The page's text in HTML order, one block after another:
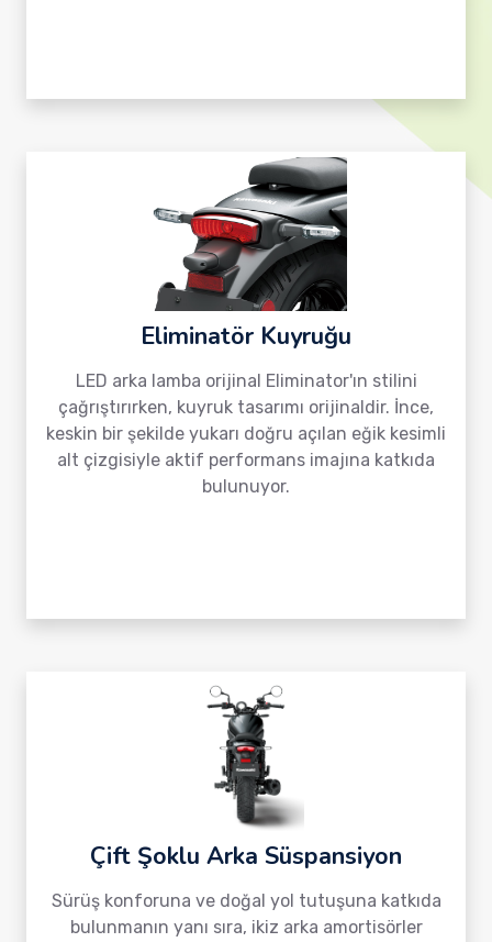
Eliminatör Kuyruğu
LED arka lamba orijinal Eliminator'ın stilini
çağrıştırırken, kuyruk tasarımı orijinaldir. İnce,
keskin bir şekilde yukarı doğru açılan eğik kesimli
alt çizgisiyle aktif performans imajına katkıda
bulunuyor.
Çift Şoklu Arka Süspansiyon
Sürüş konforuna ve doğal yol tutuşuna katkıda
bulunmanın yanı sıra, ikiz arka amortisörler